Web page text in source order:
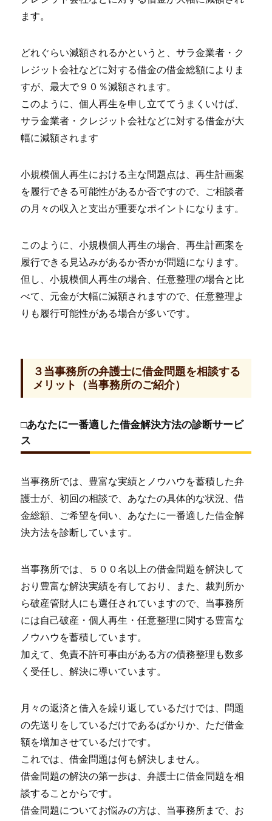
ます。
どれぐらい減額されるかというと、サラ金業者・ク
レジット会社などに対する借金の借金総額によりま
すが、最大で９０％減額されます。
このように、個人再生を申し立ててうまくいけば、
サラ金業者・クレジット会社などに対する借金が大
幅に減額されます
小規模個人再生における主な問題点は、再生計画案
を履行できる可能性があるか否ですので、ご相談者
の月々の収入と支出が重要なポイントになります。
このように、小規模個人再生の場合、再生計画案を
履行できる見込みがあるか否かが問題になります。
但し、小規模個人再生の場合、任意整理の場合と比
べて、元金が大幅に減額されますので、任意整理よ
りも履行可能性がある場合が多いです。
３当事務所の弁護士に借金問題を相談する
メリット（当事務所のご紹介）
□あなたに一番適した借金解決方法の診断サービ
ス
当事務所では、豊富な実績とノウハウを蓄積した弁
護士が、初回の相談で、あなたの具体的な状況、借
金総額、ご希望を伺い、あなたに一番適した借金解
決方法を診断しています。
当事務所では、５００名以上の借金問題を解決して
おり豊富な解決実績を有しており、また、裁判所か
ら破産管財人にも選任されていますので、当事務所
には自己破産・個人再生・任意整理に関する豊富な
ノウハウを蓄積しています。
加えて、免責不許可事由がある方の債務整理も数多
く受任し、解決に導いています。
月々の返済と借入を繰り返しているだけでは、問題
の先送りをしているだけであるばかりか、ただ借金
額を増加させているだけです。
これでは、借金問題は何も解決しません。
借金問題の解決の第一歩は、弁護士に借金問題を相
談することからです。
借金問題についてお悩みの方は、当事務所まで、お